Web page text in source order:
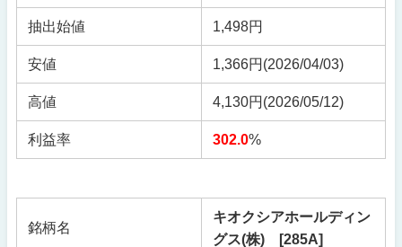
抽出始値 1,498円
安値 1,366円(2026/04/03)
高値 4,130円(2026/05/12)
利益率 302.0%
銘柄名
キオクシアホールディン
グス(株) [285A]